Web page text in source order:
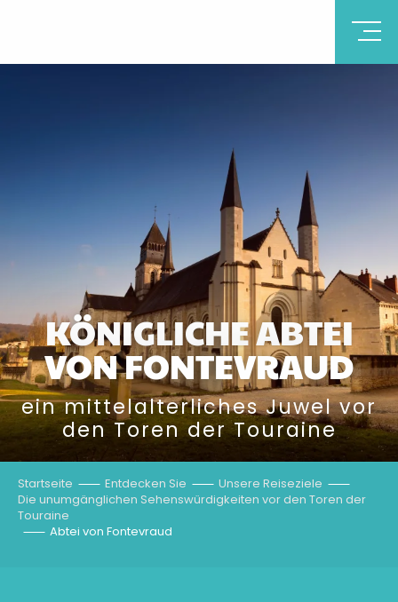
KÖNIGLICHE ABTEI
VON FONTEVRAUD
ein mittelalterliches Juwel vor
den Toren der Touraine
Startseite Entdecken Sie
Unsere Reiseziele
Die unumgänglichen Sehenswürdigkeiten vor den Toren der
Touraine
Abtei von Fontevraud